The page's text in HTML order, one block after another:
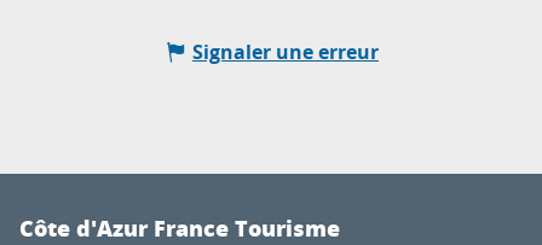
Signaler une erreur
Côte d'Azur France Tourisme